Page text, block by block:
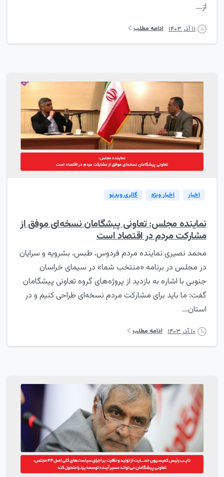
از...
۱۱ آذر ۱۴۰۳ ادامه مطلب
اخبار اخبار ویژه گالری ویدئو
نماینده مجلس: تعاونی پیشگامان نسخه‌ای موفق از
مشارکت مردم در اقتصاد است
محمد نصیری نماینده مردم فردوس، طبس، بشرویه و سرایان
در مجلس در برنامه «منتخب شما» در سیمای خراسان
جنوبی با اشاره به بازدید از پروژه‌های گروه تعاونی پیشگامان
گفت: ما باید برای مشارکت مردم نسخه‌ای طراحی کنیم و در
استان...
۱۰ آذر ۱۴۰۳ ادامه مطلب